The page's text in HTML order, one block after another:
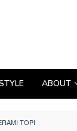
ABOUT
TOPI